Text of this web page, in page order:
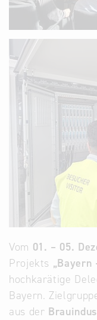
Vom 01. – 05.
Projekts
hochkarätige
Bayern.
aus der